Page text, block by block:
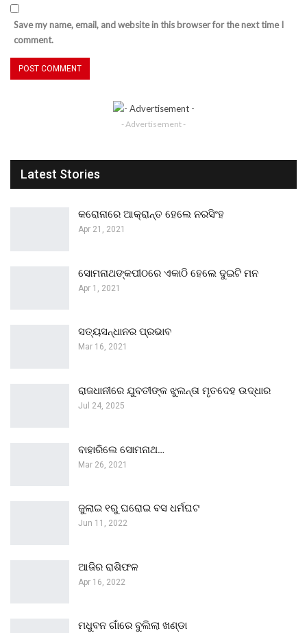
Save my name, email, and website in this browser for the next time I
comment.
- Advertisement -
Latest Stories
କରୋନାରେ ଆକ୍ରାନ୍ତ ହେଲେ ନରସିଂହ
Apr 21, 2021
ସୋମନାଥଙ୍କପୀଠରେ ଏକାଠି ହେଲେ ଦୁଇଟି ମନ
Apr 1, 2021
ସତ୍ୟସନ୍ଧାନର ପ୍ରଭାବ
Mar 16, 2021
ରାଜଧାନୀରେ ଯୁବତୀଙ୍କ ଝୁଲନ୍ତା ମୃତଦେହ ଉଦ୍ଧାର
Jul 24, 2025
ବାହାରିଲେ ସୋମନାଥ…
Mar 26, 2021
ଜୁଲାଇ ୧ରୁ ଘରୋଇ ବସ ଧର୍ମଘଟ
Jun 11, 2022
ଆଜିର ରାଶିଫଳ
Apr 16, 2022
ମଧୁବନ ଗାଁରେ ବୁଲିଲା ଖଣ୍ଡା